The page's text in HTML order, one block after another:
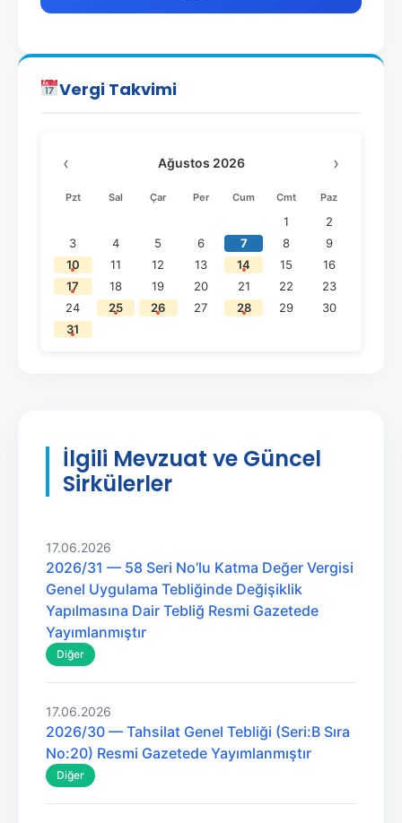
Vergi Takvimi
‹ Ağustos 2026 ›
Pzt Sal Çar Per Cum Cmt Paz
1
2
3
4 5 6 7 8
9
10
11 12 13 14 15
16
17
18 19 20 21 22
23
24
25 26 27 28 29
30
31
İlgili Mevzuat ve Güncel
Sirkülerler
17.06.2026
2026/31 — 58 Seri No’lu Katma Değer Vergisi
Genel Uygulama Tebliğinde Değişiklik
Yapılmasına Dair Tebliğ Resmi Gazetede
Yayımlanmıştır
Diğer
17.06.2026
2026/30 — Tahsilat Genel Tebliği (Seri:B Sıra
No:20) Resmi Gazetede Yayımlanmıştır
Diğer